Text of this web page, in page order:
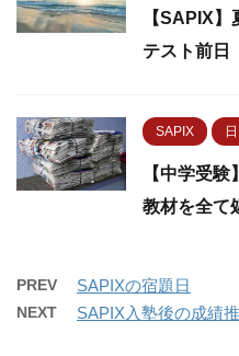
【SAPIX
テスト前日
SAPIX
【中学受
教材を全て
PREV SAPIXの宿題日
NEXT SAPIX入塾後の成績